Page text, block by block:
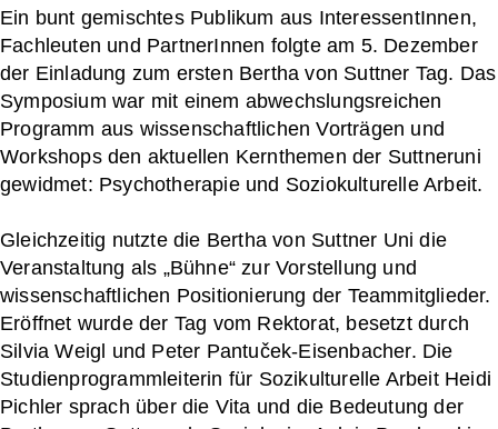
Ein bunt gemischtes Publikum aus InteressentInnen,
Fachleuten und PartnerInnen folgte am 5. Dezember
der Einladung zum ersten Bertha von Suttner Tag. Das
Symposium war mit einem abwechslungsreichen
Programm aus wissenschaftlichen Vorträgen und
Workshops den aktuellen Kernthemen der Suttneruni
gewidmet: Psychotherapie und Soziokulturelle Arbeit.
Gleichzeitig nutzte die Bertha von Suttner Uni die
Veranstaltung als „Bühne“ zur Vorstellung und
wissenschaftlichen Positionierung der Teammitglieder.
Eröffnet wurde der Tag vom Rektorat, besetzt durch
Silvia Weigl und Peter Pantuček-Eisenbacher. Die
Studienprogrammleiterin für Sozikulturelle Arbeit Heidi
Pichler sprach über die Vita und die Bedeutung der